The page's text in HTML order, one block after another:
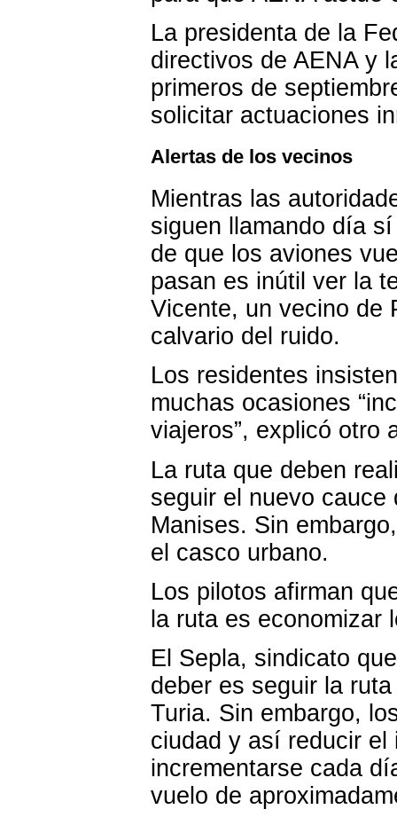
La presidenta de la
directivos de AENA y
primeros de
solicitar actuaciones
Alertas de los vecinos
Mientras las
siguen llamando día
de que los aviones
pasan es inútil ver la
Vicente, un vecino de
calvario del ruido.
Los residentes
muchas ocasiones
viajeros”, explicó otro
La ruta que deben
seguir el nuevo cauce
Manises. Sin
el casco urbano.
Los pilotos afirman
la ruta es
El Sepla, sindicato
deber es seguir la
Turia. Sin embargo,
ciudad y así reducir el
incrementarse cada
vuelo de